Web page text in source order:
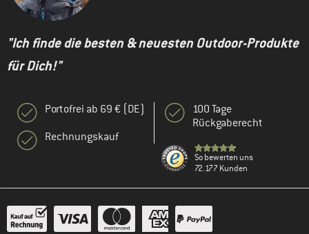
"Ich finde die besten & neuesten Outdoor-Produkte
für Dich!"
Portofrei ab 69 € (DE)
Rechnungskauf
100 Tage
Rückgaberecht
So bewerten uns
72.177 Kunden